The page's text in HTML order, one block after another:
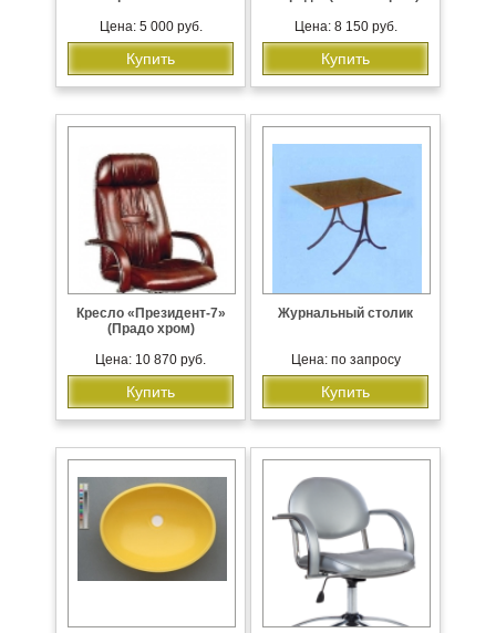
Цена: 5 000 руб.
Купить
Цена: 8 150 руб.
Купить
Кресло «Президент-7»
(Прадо хром)
Цена: 10 870 руб.
Купить
Журнальный столик
Цена: по запросу
Купить